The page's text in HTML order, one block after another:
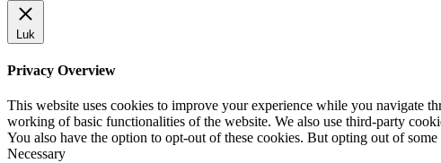
Luk
Privacy Overview
This website uses cookies to improve your experience while you navigate
working of basic functionalities of the website. We also use third-party
You also have the option to opt-out of these cookies. But opting out of
Necessary